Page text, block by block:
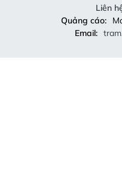
Liên
Quảng cáo:
Email: